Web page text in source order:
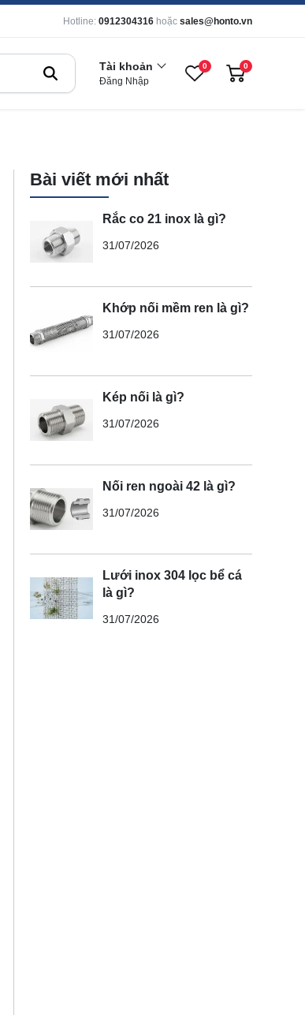
Hotline: 0912304316 hoặc sales@honto.vn
Tài khoản
Đăng Nhập
0 0
Bài viết mới nhất
Rắc co 21 inox là gì?
31/07/2026
Khớp nối mềm ren là gì?
31/07/2026
Kép nối là gì?
31/07/2026
Nối ren ngoài 42 là gì?
31/07/2026
Lưới inox 304 lọc bể cá
là gì?
31/07/2026